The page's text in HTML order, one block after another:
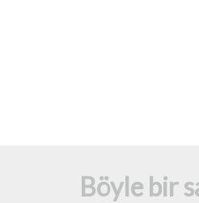
Böyle bir